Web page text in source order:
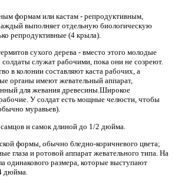
формам или кастам - репродуктивным,
выполняет отдельную биологическую
репродуктивные (4 крыла).
сухого дерева - вместо этого молодые
служат рабочими, пока они не созреют.
в колонии составляют каста рабочих, а
органы имеют жевательный аппарат,
для жевания древесины.Широкое
У солдат есть мощные челюсти, чтобы
муравьев).
и самок длиной до 1/2 дюйма.
формы, обычно бледно-коричневого цвета;
глаза и ротовой аппарат жевательного типа. На
одинакового размера, которые выступают
дюйма.